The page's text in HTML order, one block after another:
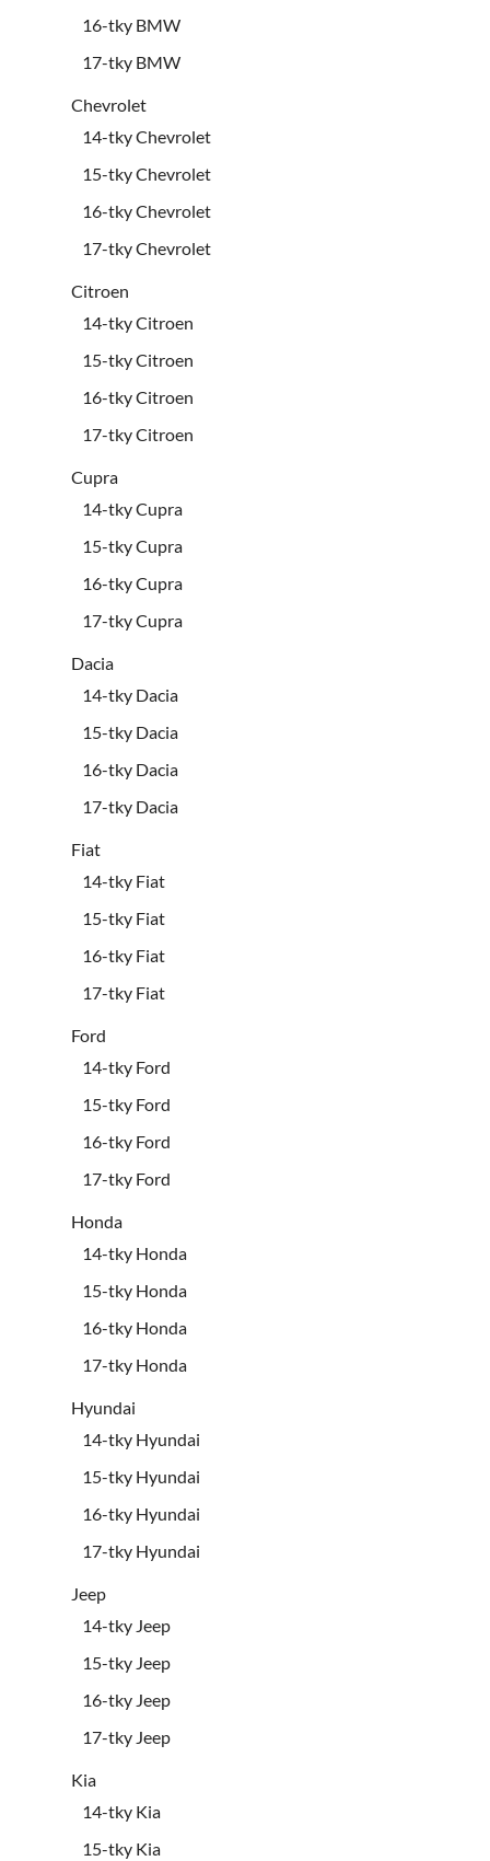
16-tky BMW
17-tky BMW
Chevrolet
14-tky Chevrolet
15-tky Chevrolet
16-tky Chevrolet
17-tky Chevrolet
Citroen
14-tky Citroen
15-tky Citroen
16-tky Citroen
17-tky Citroen
Cupra
14-tky Cupra
15-tky Cupra
16-tky Cupra
17-tky Cupra
Dacia
14-tky Dacia
15-tky Dacia
16-tky Dacia
17-tky Dacia
Fiat
14-tky Fiat
15-tky Fiat
16-tky Fiat
17-tky Fiat
Ford
14-tky Ford
15-tky Ford
16-tky Ford
17-tky Ford
Honda
14-tky Honda
15-tky Honda
16-tky Honda
17-tky Honda
Hyundai
14-tky Hyundai
15-tky Hyundai
16-tky Hyundai
17-tky Hyundai
Jeep
14-tky Jeep
15-tky Jeep
16-tky Jeep
17-tky Jeep
Kia
14-tky Kia
15-tky Kia